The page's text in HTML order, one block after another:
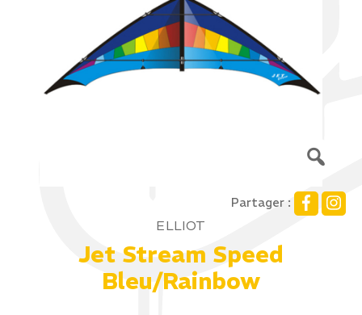
Partager :
ELLIOT
Jet Stream Speed
Bleu/Rainbow